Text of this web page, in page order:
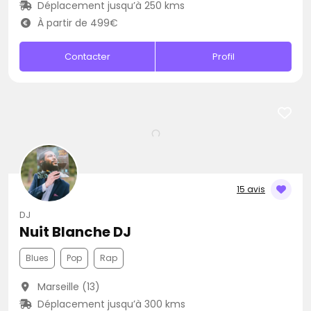
Déplacement jusqu’à 250 kms
À partir de 499€
Contacter Profil
15 avis
DJ
Nuit Blanche DJ
Blues Pop Rap
Marseille (13)
Déplacement jusqu’à 300 kms